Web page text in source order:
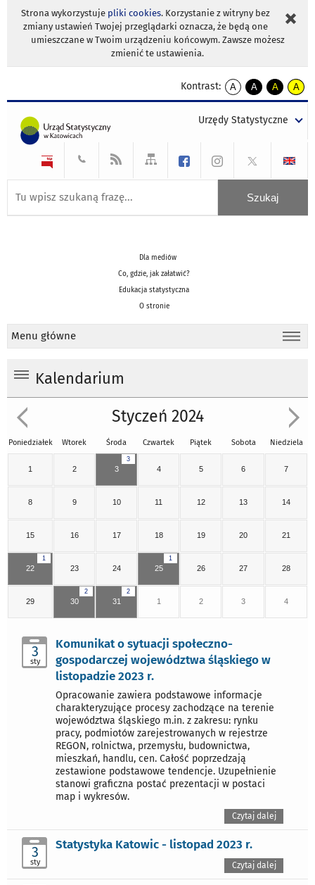
Strona wykorzystuje pliki cookies. Korzystanie z witryny bez
zmiany ustawień Twojej przeglądarki oznacza, że będą one
umieszczane w Twoim urządzeniu końcowym. Zawsze możesz
zmienić te ustawienia.
Kontrast:
A
kontrast
A
kontrast
tekst
czarnym
A
kontrast
tekst
czarnym
A
tekst
żółtym
Urzędy Statystyczne
Dla mediów
Co, gdzie, jak załatwić?
Edukacja statystyczna
O stronie
Menu główne
Kalendarium
Styczeń 2024
Poniedziałek Wtorek Środa Czwartek Piątek Sobota Niedziela
1 2
3
3 4 5 6 7
8 9 10 11 12 13 14
15 16 17 18 19 20 21
1
22 23 24
1
25 26 27 28
29
2
30
2
31 1 2 3 4
3
sty
Komunikat o sytuacji społeczno-
gospodarczej województwa śląskiego w
listopadzie 2023 r.
Opracowanie zawiera podstawowe informacje
charakteryzujące procesy zachodzące na terenie
województwa śląskiego m.in. z zakresu: rynku
pracy, podmiotów zarejestrowanych w rejestrze
REGON, rolnictwa, przemysłu, budownictwa,
mieszkań, handlu, cen. Całość poprzedzają
zestawione podstawowe tendencje. Uzupełnienie
stanowi graficzna postać prezentacji w postaci
map i wykresów.
Czytaj dalej
3
sty
Statystyka Katowic - listopad 2023 r.
Czytaj dalej